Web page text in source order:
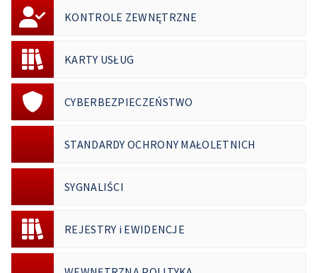
KONTROLE ZEWNĘTRZNE
KARTY USŁUG
CYBERBEZPIECZEŃSTWO
STANDARDY OCHRONY MAŁOLETNICH
SYGNALIŚCI
REJESTRY i EWIDENCJE